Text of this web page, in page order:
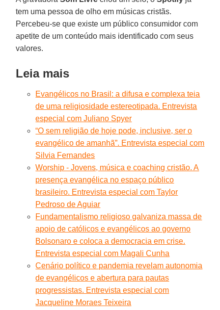
tem uma pessoa de olho em músicas cristãs.
Percebeu-se que existe um público consumidor com
apetite de um conteúdo mais identificado com seus
valores.
Leia mais
Evangélicos no Brasil: a difusa e complexa teia
de uma religiosidade estereotipada. Entrevista
especial com Juliano Spyer
“O sem religião de hoje pode, inclusive, ser o
evangélico de amanhã”. Entrevista especial com
Silvia Fernandes
Worship - Jovens, música e coaching cristão. A
presença evangélica no espaço público
brasileiro. Entrevista especial com Taylor
Pedroso de Aguiar
Fundamentalismo religioso galvaniza massa de
apoio de católicos e evangélicos ao governo
Bolsonaro e coloca a democracia em crise.
Entrevista especial com Magali Cunha
Cenário político e pandemia revelam autonomia
de evangélicos e abertura para pautas
progressistas. Entrevista especial com
Jacqueline Moraes Teixeira